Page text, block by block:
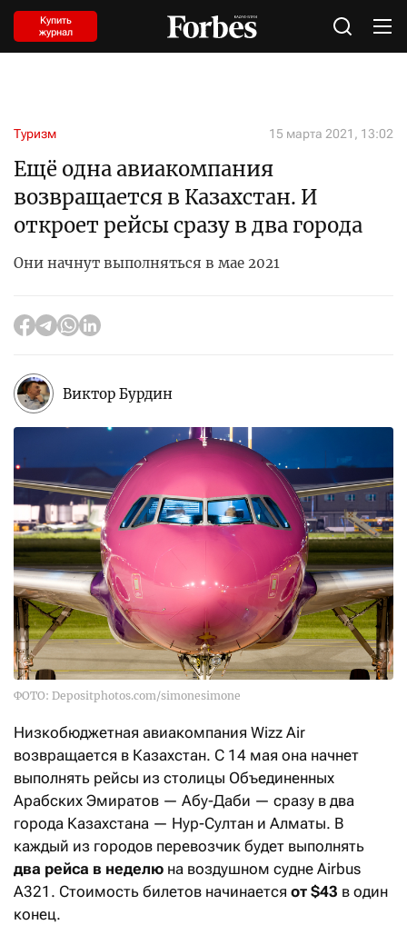
Купить
журнал
Туризм 15 марта 2021, 13:02
Ещё одна авиакомпания
возвращается в Казахстан. И
откроет рейсы сразу в два города
Они начнут выполняться в мае 2021
Виктор Бурдин
ФОТО: Depositphotos.com/simonesimone
Низкобюджетная авиакомпания Wizz Air
возвращается в Казахстан. С 14 мая она начнет
выполнять рейсы из столицы Объединенных
Арабских Эмиратов — Абу-Даби — сразу в два
города Казахстана — Нур-Султан и Алматы. В
каждый из городов перевозчик будет выполнять
два рейса в неделю на воздушном судне Airbus
A321. Стоимость билетов начинается от $43 в один
конец.